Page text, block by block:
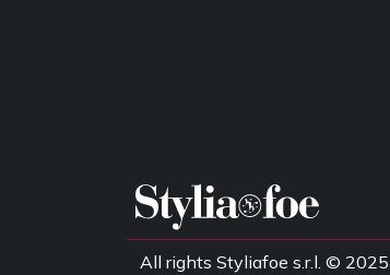
All rights Styliafoe s.r.l. ©